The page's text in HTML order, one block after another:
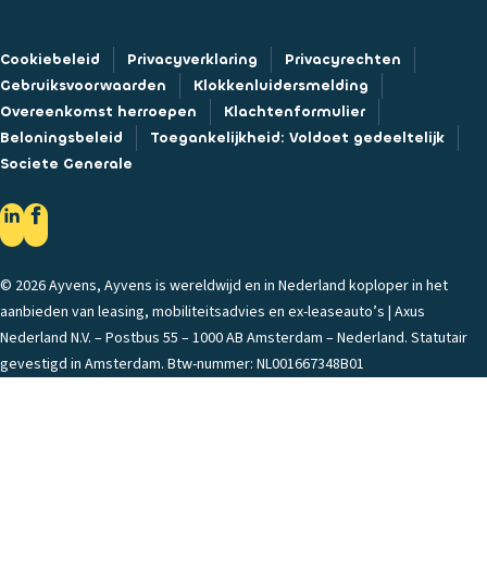
Cookiebeleid Privacyverklaring
Privacyrechten
Gebruiksvoorwaarden
Klokkenluidersmelding
Overeenkomst herroepen
Klachtenformulier
Beloningsbeleid
Toegankelijkheid: Voldoet gedeeltelijk
Societe Generale
© 2026 Ayvens, Ayvens is wereldwijd en in Nederland koploper in het
aanbieden van leasing, mobiliteitsadvies en ex-leaseauto’s | Axus
Nederland N.V. – Postbus 55 – 1000 AB Amsterdam – Nederland. Statutair
gevestigd in Amsterdam. Btw-nummer: NL001667348B01